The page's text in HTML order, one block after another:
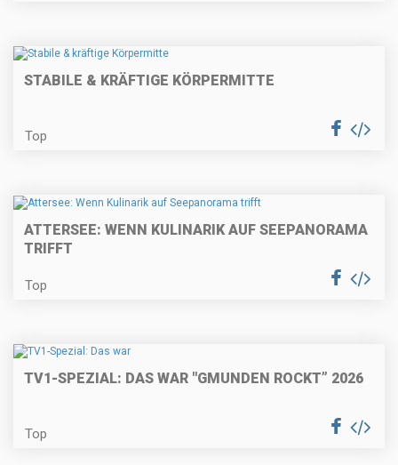
STABILE & KRÄFTIGE KÖRPERMITTE
Top
ATTERSEE: WENN KULINARIK AUF SEEPANORAMA
TRIFFT
Top
TV1-SPEZIAL: DAS WAR "GMUNDEN ROCKT” 2026
Top